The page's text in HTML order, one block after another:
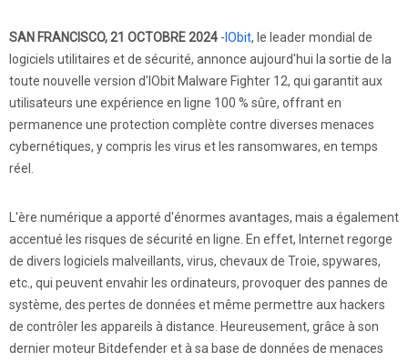
Partenaires
SAN FRANCISCO, 21 OCTOBRE 2024 - IObit, le leader mondial de
logiciels utilitaires et de sécurité, annonce aujourd'hui la sortie de la
toute nouvelle version d'IObit Malware Fighter 12, qui garantit aux
utilisateurs une expérience en ligne 100 % sûre, offrant en
permanence une protection complète contre diverses menaces
cybernétiques, y compris les virus et les ransomwares, en temps
réel.
L'ère numérique a apporté d'énormes avantages, mais a également
accentué les risques de sécurité en ligne. En effet, Internet regorge
de divers logiciels malveillants, virus, chevaux de Troie, spywares,
etc., qui peuvent envahir les ordinateurs, provoquer des pannes de
système, des pertes de données et même permettre aux hackers
de contrôler les appareils à distance. Heureusement, grâce à son
dernier moteur Bitdefender et à sa base de données de menaces